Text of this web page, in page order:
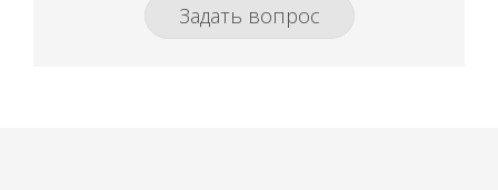
Задать вопрос